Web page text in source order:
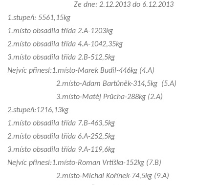
Ze dne: 2.12.2013 do 6.12.2013
1.stupeň: 5561,15kg
1.místo obsadila třída 2.A-1203kg
2.místo obsadila třída 4.A-1042,35kg
3.místo obsadila třída 2.B-512,5kg
Nejvíc přinesl:1.místo-Marek Budil-446kg (4.A)
2.místo-Adam Bartůněk-314,5kg (5.A)
3.místo-Matěj Průcha-288kg (2.A)
2.stupeň:1216,13kg
1.místo obsadila třída 7.B-463,5kg
2.místo obsadila třída 6.A-252,5kg
3.místo obsadila třída 9.A-119,6kg
Nejvíc přinesl:1.místo-Roman Vrtiška-152kg (7.B)
2.místo-Michal Kořínek-74,5kg (9.A)